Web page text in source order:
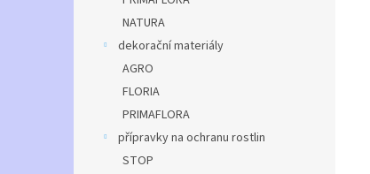
NATURA
dekorační materiály
AGRO
FLORIA
PRIMAFLORA
přípravky na ochranu rostlin
STOP